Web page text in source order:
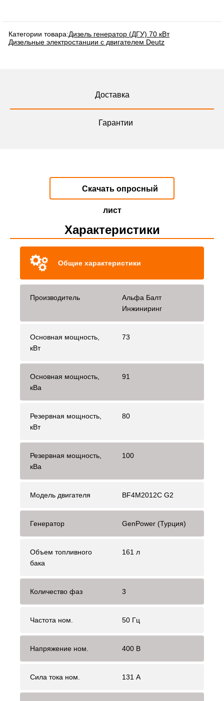
Категории товара:Дизель генератор (ДГУ) 70 кВт
Дизельные электростанции с двигателем Deutz
Доставка
Гарантии
Скачать опросный
лист
Характеристики
Общие характеристики
Производитель
Альфа Балт
Инжиниринг
Основная мощность,
кВт
73
Основная мощность,
кВа
91
Резервная мощность,
кВт
80
Резервная мощность,
кВа
100
Модель двигателя BF4M2012C G2
Генератор GenPower (Турция)
Объем топливного
бака
161 л
Количество фаз 3
Частота ном. 50 Гц
Напряжение ном. 400 В
Сила тока ном. 131 А